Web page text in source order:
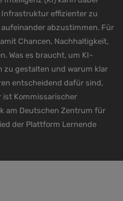
Infrastruktur effizienter zu
abzustimmen. Für
Chancen, Nachhaltigkeit,
Was es braucht, um KI-
zu gestalten und warum klar
entscheidend dafür sind,
ist Kommissarischer
am Deutschen Zentrum für
der Plattform Lernende